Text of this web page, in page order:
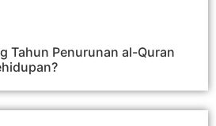
Tahun Penurunan al-Quran